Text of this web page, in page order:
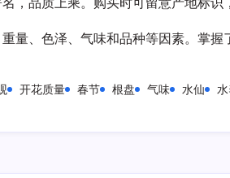
量、色泽、气味和品种等因素。掌
开花质量 春节 根盘 气味 水仙